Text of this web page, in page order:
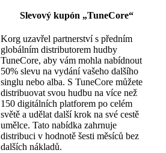
Slevový kupón „TuneCore“
Korg uzavřel partnerství s předním
globálním distributorem hudby
TuneCore, aby vám mohla nabídnout
50% slevu na vydání vašeho dalšího
singlu nebo alba. S TuneCore můžete
distribuovat svou hudbu na více než
150 digitálních platforem po celém
světě a udělat další krok na své cestě
umělce. Tato nabídka zahrnuje
distribuci v hodnotě šesti měsíců bez
dalších nákladů.